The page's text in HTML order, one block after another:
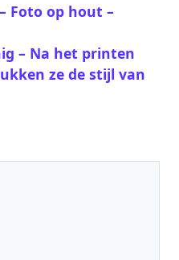
Foto op hout –
– Na het printen
ze de stijl van